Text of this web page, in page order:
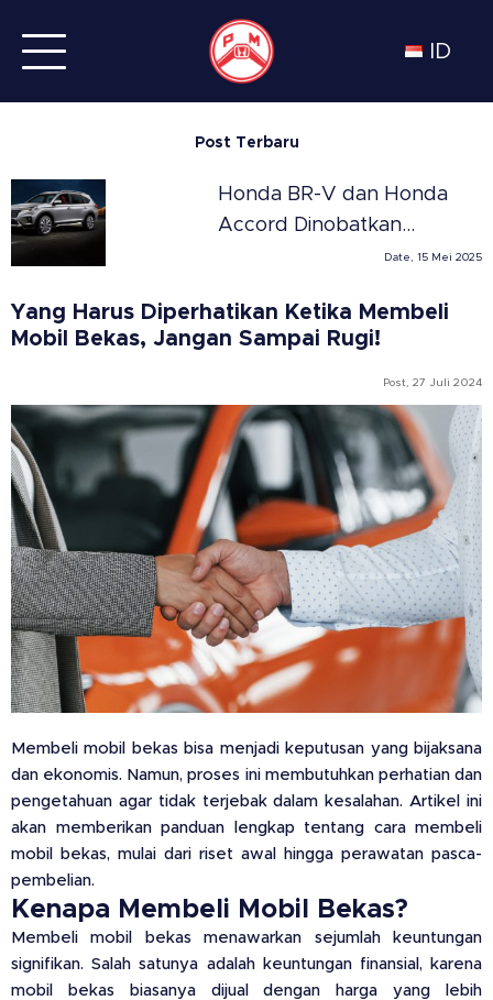
ID
Yang Harus Diperhatikan Ketika Membeli
Mobil Bekas, Jangan Sampai Rugi!
Post, 27 Juli 2024
Membeli mobil bekas bisa menjadi keputusan yang bijaksana
dan ekonomis. Namun, proses ini membutuhkan perhatian dan
pengetahuan agar tidak terjebak dalam kesalahan. Artikel ini
akan memberikan panduan lengkap tentang cara membeli
mobil bekas, mulai dari riset awal hingga perawatan pasca-
pembelian.
Kenapa Membeli Mobil Bekas?
Membeli mobil bekas menawarkan sejumlah keuntungan
signifikan. Salah satunya adalah keuntungan finansial, karena
mobil bekas biasanya dijual dengan harga yang lebih
Post Terbaru
Honda BR-V dan Honda
Accord Dinobatkan
Sebagai SUV dan Sedan
Meksiko versi Automovil
Panamericano
Date, 15 Mei 2025